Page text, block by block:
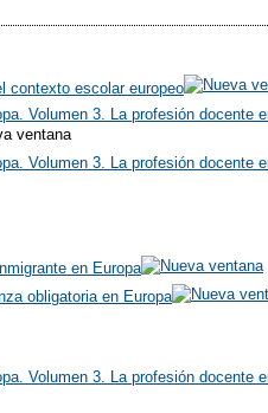
contexto escolar europeo
Volumen 3. La profesión
Volumen 3. La profesión
en Europa
obligatoria en Europa
Volumen 3. La profesión